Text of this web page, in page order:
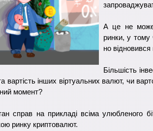
А це не може
ринки, у тому
но відновився
Більшість
вартість інших віртуальних валют, чи
момент?
справ на прикладі всіма улюбленого
ринку криптовалют.